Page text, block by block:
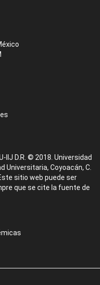
IIJ D.R. © 2018. Universidad
Universitaria, Coyoacán, C.
sitio web puede ser
que se cite la fuente de